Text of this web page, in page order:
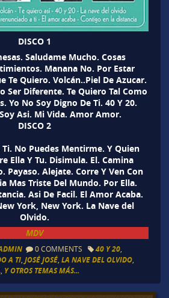
DISCO 1
Saludame Mucho. Cosas
Manana No. Por Estar
Te Quiero. Volcán..Piel De Azucar.
Ser Diferente. Te Quiero Tal Como
Yo No Soy Digno De Ti. 40 Y 20.
Asi. Mi Vida. Amor Amor.
DISCO 2
No Puedes Mentirme. Y Quien
Ella Y Tu. Disimula. El. Camina
Payaso. Alejate. Corre Y Ven Con
Mas Triste Del Mundo. Por Ella.
Asi De Facil. El Amor Acaba.
York, New York. La Nave del
Olvido.
MDV
0 COMMENTS 40 Y 20,
A TI, JOSÉ JOSÉ, LA NAVE DEL OLVIDO,
, Y OTROS TEMAS MÁS...